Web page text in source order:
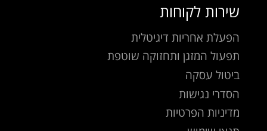
שירות לקוחות
הפעלת אחריות דיגיטלית
תפעול המזגן ותחזוקה שוטפת
ביטול עסקה
הסדרי נגישות
מדיניות הפרטיות